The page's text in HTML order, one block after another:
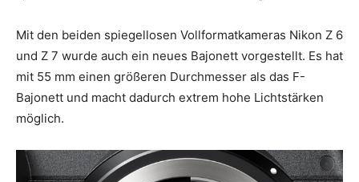
Mit den beiden spiegellosen Vollformatkameras Nikon Z 6
und Z 7 wurde auch ein neues Bajonett vorgestellt. Es hat
mit 55 mm einen größeren Durchmesser als das F-
Bajonett und macht dadurch extrem hohe Lichtstärken
möglich.